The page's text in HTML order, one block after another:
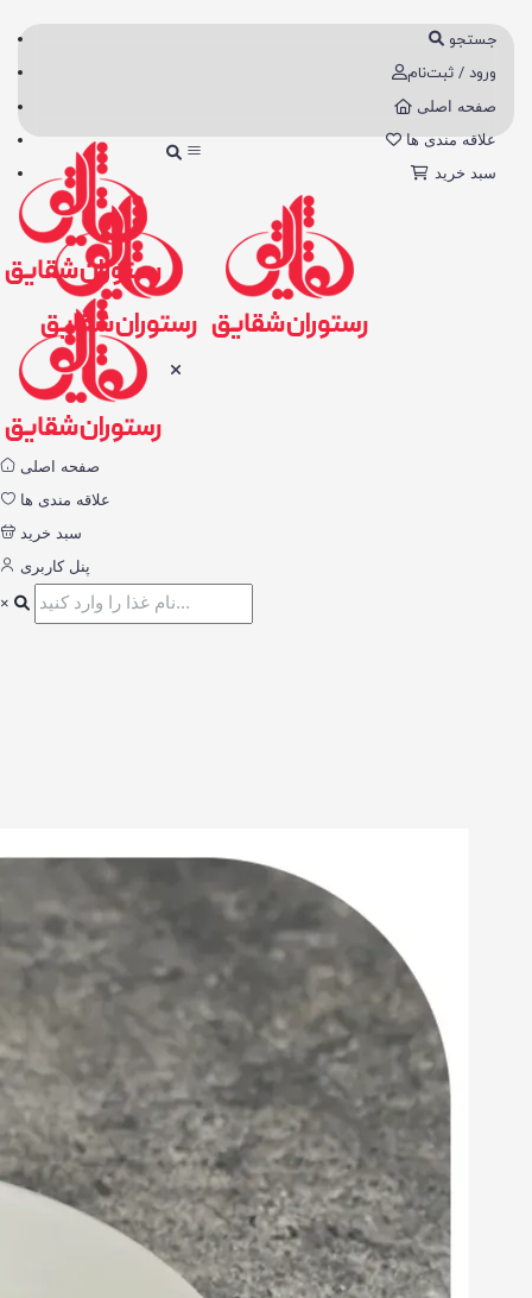
جستجو
ورود / ثبت‌نام
صفحه اصلی
علاقه مندی ها
سبد خرید
صفحه اصلی
علاقه مندی ها
سبد خرید
پنل کاربری
×